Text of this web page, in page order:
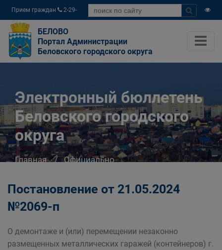
Прием граждан
2-29-
04
БЕЛОВО
Портал Администрации
Беловского городского округа
Электронный бюллетень
Беловского городского
округа
Главная
Официально
Постановление от 21.05.2024
№2069-п
О демонтаже и (или) перемещении незаконно
размещенных металлических гаражей (контейнеров) г.